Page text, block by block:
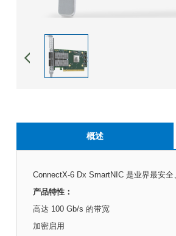
概述
ConnectX-6 Dx SmartNIC 是业界最安
产品特性：
高达 100 Gb/s 的带宽
加密启用